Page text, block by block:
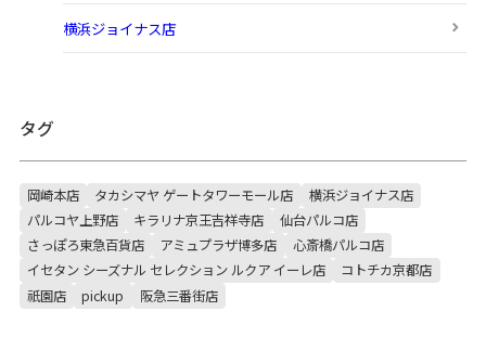
横浜ジョイナス店
タグ
岡崎本店 タカシマヤ ゲートタワーモール店
横浜ジョイナス店
パルコヤ上野店
キラリナ京王吉祥寺店
仙台パルコ店
さっぽろ東急百貨店
アミュプラザ博多店
心斎橋パルコ店
イセタン シーズナル セレクション ルクア イーレ店
コトチカ京都店
祇園店
pickup 阪急三番街店